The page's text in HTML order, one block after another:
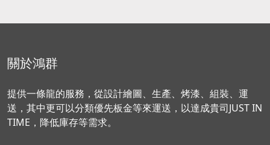
關於鴻群
提供一條龍的服務，從設計繪圖、生產、烤漆、組裝、運
送，其中更可以分類優先板金等來運送，以達成貴司JUST IN
TIME，降低庫存等需求。